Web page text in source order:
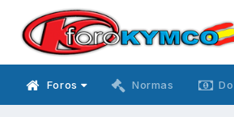
Foros Normas